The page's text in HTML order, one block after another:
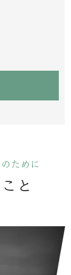
ために
と